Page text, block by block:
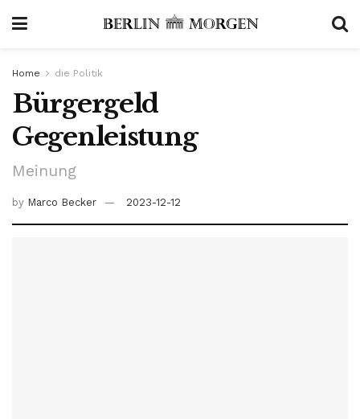
Home die Politik
Bürgergeld
Gegenleistung
Meinung
by Marco Becker 2023-12-12